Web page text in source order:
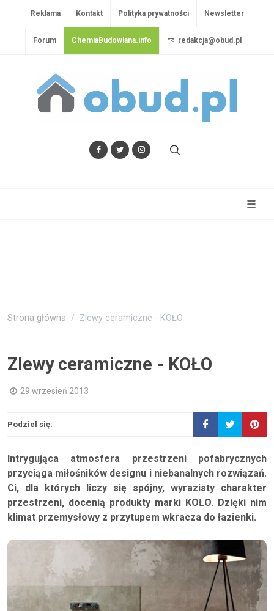
Reklama Kontakt Polityka prywatności Newsletter
Forum ChemiaBudowlana.info redakcja@obud.pl
Strona główna Zlewy ceramiczne - KOŁO
Zlewy ceramiczne - KOŁO
29 wrzesień 2013
Podziel się:
Intrygująca atmosfera przestrzeni pofabrycznych
przyciąga miłośników designu i niebanalnych rozwiązań.
Ci, dla których liczy się spójny, wyrazisty charakter
przestrzeni, docenią produkty marki KOŁO. Dzięki nim
klimat przemysłowy z przytupem wkracza do łazienki.